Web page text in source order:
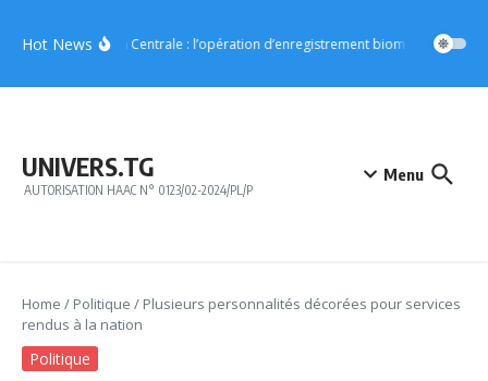
Hot NewsRégion Centrale : l’opération d’enregistrement biométrique
UNIVERS.TG
AUTORISATION HAAC N° 0123/02-2024/PL/P
Menu
Home / Politique / Plusieurs personnalités décorées pour services
rendus à la nation
Politique